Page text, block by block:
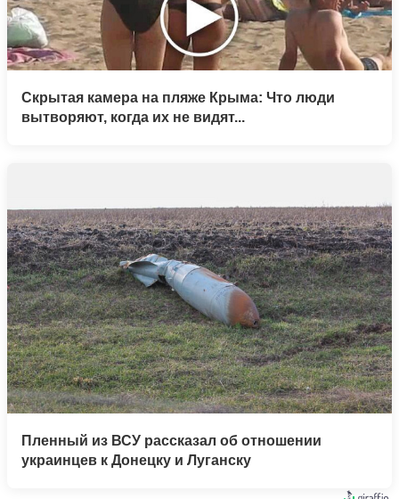
Скрытая камера на пляже Крыма: Что люди
вытворяют, когда их не видят...
Пленный из ВСУ рассказал об отношении
украинцев к Донецку и Луганску